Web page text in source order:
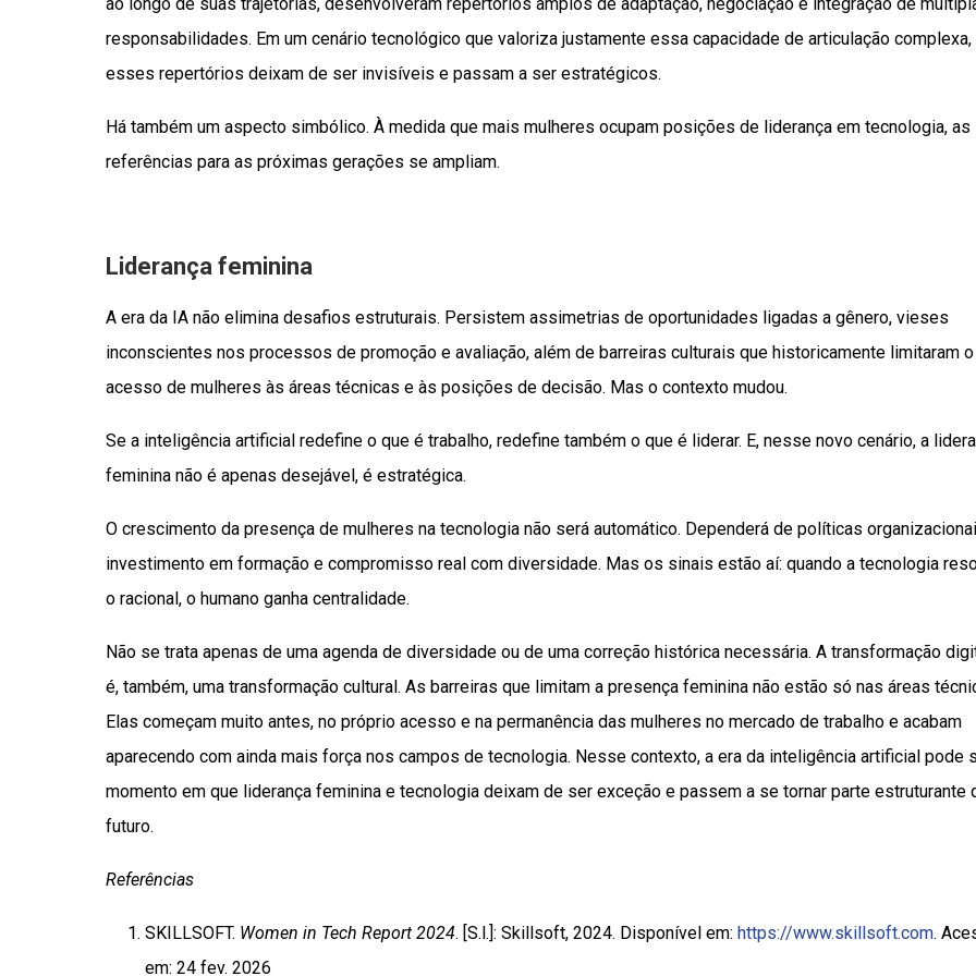
responsabilidades. Em um cenário tecnológico que valoriza justamente essa capacidade de articulação complexa,
esses repertórios deixam de ser invisíveis e passam a ser estratégicos.
Há também um aspecto simbólico. À medida que mais mulheres ocupam posições de liderança em tecnologia, as
referências para as próximas gerações se ampliam.
Liderança feminina
A era da IA não elimina desafios estruturais. Persistem assimetrias de oportunidades ligadas a gênero, vieses
inconscientes nos processos de promoção e avaliação, além de barreiras culturais que historicamente limitaram o
acesso de mulheres às áreas técnicas e às posições de decisão. Mas o contexto mudou.
Se a inteligência artificial redefine o que é trabalho, redefine também o que é liderar. E, nesse novo cenário, a
feminina não é apenas desejável, é estratégica.
O crescimento da presença de mulheres na tecnologia não será automático. Dependerá de políticas
investimento em formação e compromisso real com diversidade. Mas os sinais estão aí: quando a tecnologia
o racional, o humano ganha centralidade.
Não se trata apenas de uma agenda de diversidade ou de uma correção histórica necessária. A transformação
é, também, uma transformação cultural. As barreiras que limitam a presença feminina não estão só nas áreas
Elas começam muito antes, no próprio acesso e na permanência das mulheres no mercado de trabalho e acabam
aparecendo com ainda mais força nos campos de tecnologia. Nesse contexto, a era da inteligência artificial pode
momento em que liderança feminina e tecnologia deixam de ser exceção e passem a se tornar parte estruturante
futuro.
Referências
SKILLSOFT. Women in Tech Report 2024. [S.l.]: Skillsoft, 2024. Disponível em: https://www.skillsoft.com.
em: 24 fev. 2026